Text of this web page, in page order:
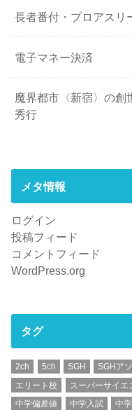
長者番付・プロアスリ
電子マネー決済
魔界都市〈新宿〉の
秀行
メタ情報
ログイン
投稿フィード
コメントフィード
WordPress.org
タグ
2ch 5ch SGH SGHア
エリート校
スーパーサイエ
中学偏差値
中学入試 中